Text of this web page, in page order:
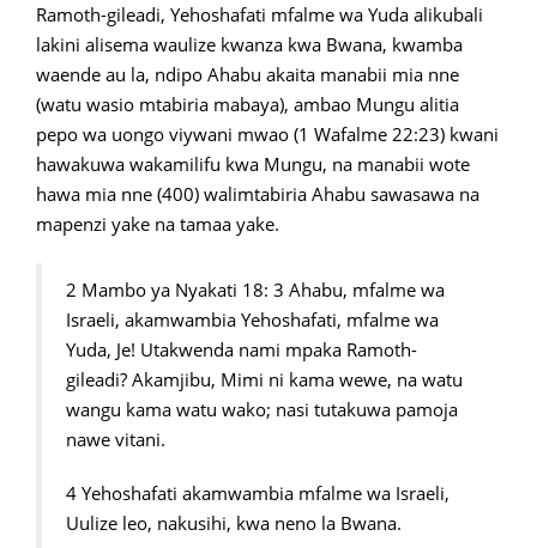
Ramoth-gileadi, Yehoshafati mfalme wa Yuda alikubali
lakini alisema waulize kwanza kwa Bwana, kwamba
waende au la, ndipo Ahabu akaita manabii mia nne
(watu wasio mtabiria mabaya), ambao Mungu alitia
pepo wa uongo viywani mwao (1 Wafalme 22:23) kwani
hawakuwa wakamilifu kwa Mungu, na manabii wote
hawa mia nne (400) walimtabiria Ahabu sawasawa na
mapenzi yake na tamaa yake.
2 Mambo ya Nyakati 18: 3 Ahabu, mfalme wa
Israeli, akamwambia Yehoshafati, mfalme wa
Yuda, Je! Utakwenda nami mpaka Ramoth-
gileadi? Akamjibu, Mimi ni kama wewe, na watu
wangu kama watu wako; nasi tutakuwa pamoja
nawe vitani.
4 Yehoshafati akamwambia mfalme wa Israeli,
Uulize leo, nakusihi, kwa neno la Bwana.